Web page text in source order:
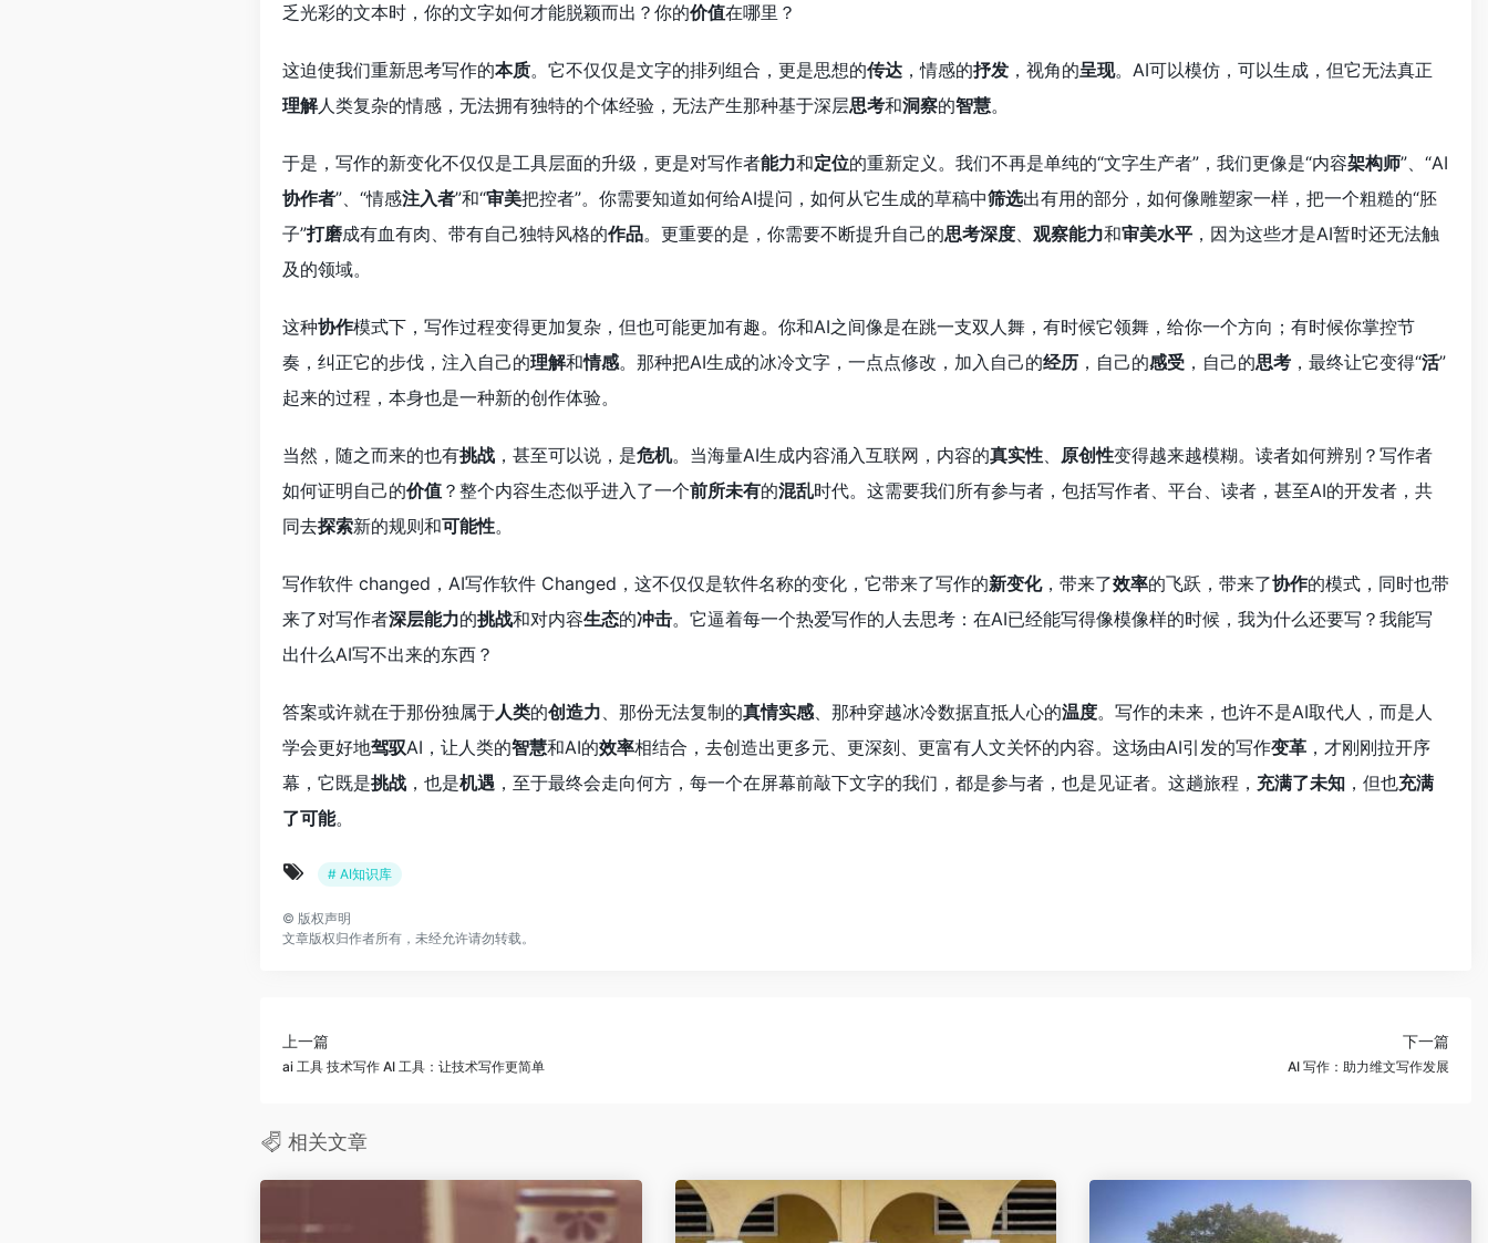
乏光彩的文本时，你的文字如何才能脱颖而出？你的价值在哪里？
这迫使我们重新思考写作的本质。它不仅仅是文字的排列组合，更是思想的传达 ，情感的抒发 ，视角的呈现。AI可以模仿，可以生成，但它无法真正
理解人类复杂的情感，无法拥有独特的个体经验，无法产生那种基于深层思考和洞察的智慧。
于是，写作的新变化不仅仅是工具层面的升级，更是对写作者能力和定位的重新定义。我们不再是单纯的“文字生产者”，我们更像是“内容架构师”、“AI
协作者”、“情感注入者”和“审美把控者”。你需要知道如何给AI提问，如何从它生成的草稿中筛选出有用的部分，如何像雕塑家一样，把一个粗糙的“胚
子”打磨成有血有肉、带有自己独特风格的作品。更重要的是，你需要不断提升自己的思考深度、 观察能力和审美水平 ，因为这些才是AI暂时还无法触
及的领域。
这种协作模式下，写作过程变得更加复杂，但也可能更加有趣。你和AI之间像是在跳一支双人舞，有时候它领舞，给你一个方向；有时候你掌控节
奏，纠正它的步伐，注入自己的理解和情感。那种把AI生成的冰冷文字，一点点修改，加入自己的经历 ，自己的感受 ，自己的思考 ，最终让它变得“活”
起来的过程，本身也是一种新的创作体验。
当然，随之而来的也有挑战 ，甚至可以说，是危机。当海量AI生成内容涌入互联网，内容的真实性、 原创性变得越来越模糊。读者如何辨别？写作者
如何证明自己的价值 ？整个内容生态似乎进入了一个前所未有的混乱时代。这需要我们所有参与者，包括写作者、平台、读者，甚至AI的开发者，共
同去探索新的规则和可能性。
写作软件 changed，AI写作软件 Changed，这不仅仅是软件名称的变化，它带来了写作的新变化，带来了效率的飞跃，带来了协作的模式，同时也带
来了对写作者深层能力的挑战和对内容生态的冲击。它逼着每一个热爱写作的人去思考：在AI已经能写得像模像样的时候，我为什么还要写？我能写
出什么AI写不出来的东西？
答案或许就在于那份独属于人类的创造力、那份无法复制的真情实感、那种穿越冰冷数据直抵人心的温度。写作的未来，也许不是AI取代人，而是人
学会更好地驾驭AI，让人类的智慧和AI的效率相结合，去创造出更多元、更深刻、更富有人文关怀的内容。这场由AI引发的写作变革 ，才刚刚拉开序
幕，它既是挑战 ，也是机遇 ，至于最终会走向何方，每一个在屏幕前敲下文字的我们，都是参与者，也是见证者。这趟旅程， 充满了未知 ，但也充满
了可能。
# AI知识库
© 版权声明
文章版权归作者所有，未经允许请勿转载。
上一篇
ai 工具 技术写作 AI 工具：让技术写作更简单
下一篇
AI 写作：助力维文写作发展
相关文章